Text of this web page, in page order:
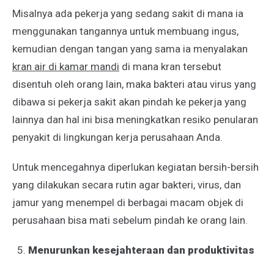
Misalnya ada pekerja yang sedang sakit di mana ia
menggunakan tangannya untuk membuang ingus,
kemudian dengan tangan yang sama ia menyalakan
kran air di kamar mandi di mana kran tersebut
disentuh oleh orang lain, maka bakteri atau virus yang
dibawa si pekerja sakit akan pindah ke pekerja yang
lainnya dan hal ini bisa meningkatkan resiko penularan
penyakit di lingkungan kerja perusahaan Anda.
Untuk mencegahnya diperlukan kegiatan bersih-bersih
yang dilakukan secara rutin agar bakteri, virus, dan
jamur yang menempel di berbagai macam objek di
perusahaan bisa mati sebelum pindah ke orang lain.
Menurunkan kesejahteraan dan produktivitas